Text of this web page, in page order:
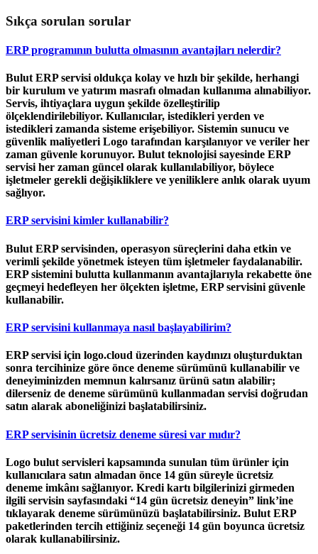
Sıkça sorulan sorular
ERP programının bulutta olmasının avantajları nelerdir?
Bulut ERP servisi oldukça kolay ve hızlı bir şekilde, herhangi
bir kurulum ve yatırım masrafı olmadan kullanıma alınabiliyor.
Servis, ihtiyaçlara uygun şekilde özelleştirilip
ölçeklendirilebiliyor. Kullanıcılar, istedikleri yerden ve
istedikleri zamanda sisteme erişebiliyor. Sistemin sunucu ve
güvenlik maliyetleri Logo tarafından karşılanıyor ve veriler her
zaman güvenle korunuyor. Bulut teknolojisi sayesinde ERP
servisi her zaman güncel olarak kullanılabiliyor, böylece
işletmeler gerekli değişikliklere ve yeniliklere anlık olarak uyum
sağlıyor.
ERP servisini kimler kullanabilir?
Bulut ERP servisinden, operasyon süreçlerini daha etkin ve
verimli şekilde yönetmek isteyen tüm işletmeler faydalanabilir.
ERP sistemini bulutta kullanmanın avantajlarıyla rekabette öne
geçmeyi hedefleyen her ölçekten işletme, ERP servisini güvenle
kullanabilir.
ERP servisini kullanmaya nasıl başlayabilirim?
ERP servisi için logo.cloud üzerinden kaydınızı oluşturduktan
sonra tercihinize göre önce deneme sürümünü kullanabilir ve
deneyiminizden memnun kalırsanız ürünü satın alabilir;
dilerseniz de deneme sürümünü kullanmadan servisi doğrudan
satın alarak aboneliğinizi başlatabilirsiniz.
ERP servisinin ücretsiz deneme süresi var mıdır?
Logo bulut servisleri kapsamında sunulan tüm ürünler için
kullanıcılara satın almadan önce 14 gün süreyle ücretsiz
deneme imkânı sağlanıyor. Kredi kartı bilgilerinizi girmeden
ilgili servisin sayfasındaki “14 gün ücretsiz deneyin” link’ine
tıklayarak deneme sürümünüzü başlatabilirsiniz. Bulut ERP
paketlerinden tercih ettiğiniz seçeneği 14 gün boyunca ücretsiz
olarak kullanabilirsiniz.